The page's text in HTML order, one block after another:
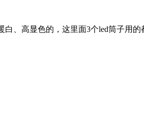
、高显色的，这里面3个led筒子用